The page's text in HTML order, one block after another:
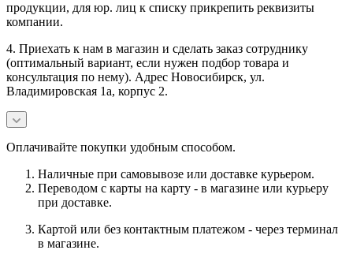
продукции, для юр. лиц к списку прикрепить реквизиты
компании.
4. Приехать к нам в магазин и сделать заказ сотруднику
(оптимальный вариант, если нужен подбор товара и
консультация по нему). Адрес Новосибирск, ул.
Владимировская 1а, корпус 2.
Оплачивайте покупки удобным способом.
Наличные при самовывозе или доставке курьером.
Переводом с карты на карту - в магазине или курьеру
при доставке.
Картой или без контактным платежом - через терминал
в магазине.